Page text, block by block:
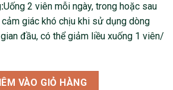
Uống 2 viên mỗi ngày, trong hoặc sau
cảm giác khó chịu khi sử dụng dòng
đầu, có thể giảm liều xuống 1 viên/
TRỊ NÁM HUSH&HUSH –
VÀO GIỎ HÀNG